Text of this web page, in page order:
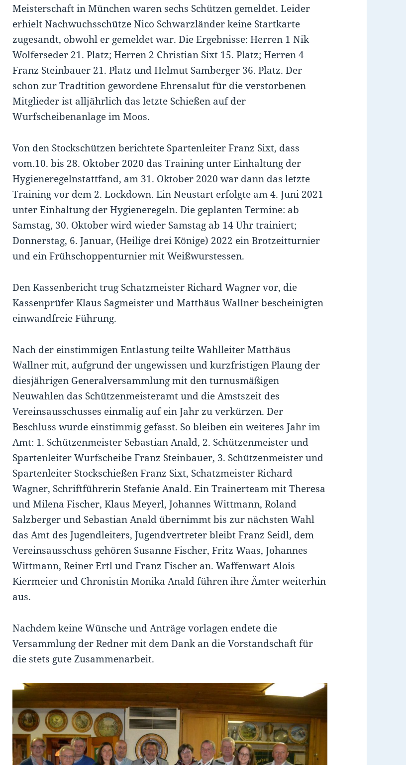
Meisterschaft in München waren sechs Schützen gemeldet. Leider
erhielt Nachwuchsschütze Nico Schwarzländer keine Startkarte
zugesandt, obwohl er gemeldet war. Die Ergebnisse: Herren 1 Nik
Wolferseder 21. Platz; Herren 2 Christian Sixt 15. Platz; Herren 4
Franz Steinbauer 21. Platz und Helmut Samberger 36. Platz. Der
schon zur Tradtition gewordene Ehrensalut für die verstorbenen
Mitglieder ist alljährlich das letzte Schießen auf der
Wurfscheibenanlage im Moos.
Von den Stockschützen berichtete Spartenleiter Franz Sixt, dass
vom.10. bis 28. Oktober 2020 das Training unter Einhaltung der
Hygieneregelnstattfand, am 31. Oktober 2020 war dann das letzte
Training vor dem 2. Lockdown. Ein Neustart erfolgte am 4. Juni 2021
unter Einhaltung der Hygieneregeln. Die geplanten Termine: ab
Samstag, 30. Oktober wird wieder Samstag ab 14 Uhr trainiert;
Donnerstag, 6. Januar, (Heilige drei Könige) 2022 ein Brotzeitturnier
und ein Frühschoppenturnier mit Weißwurstessen.
Den Kassenbericht trug Schatzmeister Richard Wagner vor, die
Kassenprüfer Klaus Sagmeister und Matthäus Wallner bescheinigten
einwandfreie Führung.
Nach der einstimmigen Entlastung teilte Wahlleiter Matthäus
Wallner mit, aufgrund der ungewissen und kurzfristigen Plaung der
diesjährigen Generalversammlung mit den turnusmäßigen
Neuwahlen das Schützenmeisteramt und die Amstszeit des
Vereinsausschusses einmalig auf ein Jahr zu verkürzen. Der
Beschluss wurde einstimmig gefasst. So bleiben ein weiteres Jahr im
Amt: 1. Schützenmeister Sebastian Anald, 2. Schützenmeister und
Spartenleiter Wurfscheibe Franz Steinbauer, 3. Schützenmeister und
Spartenleiter Stockschießen Franz Sixt, Schatzmeister Richard
Wagner, Schriftführerin Stefanie Anald. Ein Trainerteam mit Theresa
und Milena Fischer, Klaus Meyerl, Johannes Wittmann, Roland
Salzberger und Sebastian Anald übernimmt bis zur nächsten Wahl
das Amt des Jugendleiters, Jugendvertreter bleibt Franz Seidl, dem
Vereinsausschuss gehören Susanne Fischer, Fritz Waas, Johannes
Wittmann, Reiner Ertl und Franz Fischer an. Waffenwart Alois
Kiermeier und Chronistin Monika Anald führen ihre Ämter weiterhin
aus.
Nachdem keine Wünsche und Anträge vorlagen endete die
Versammlung der Redner mit dem Dank an die Vorstandschaft für
die stets gute Zusammenarbeit.